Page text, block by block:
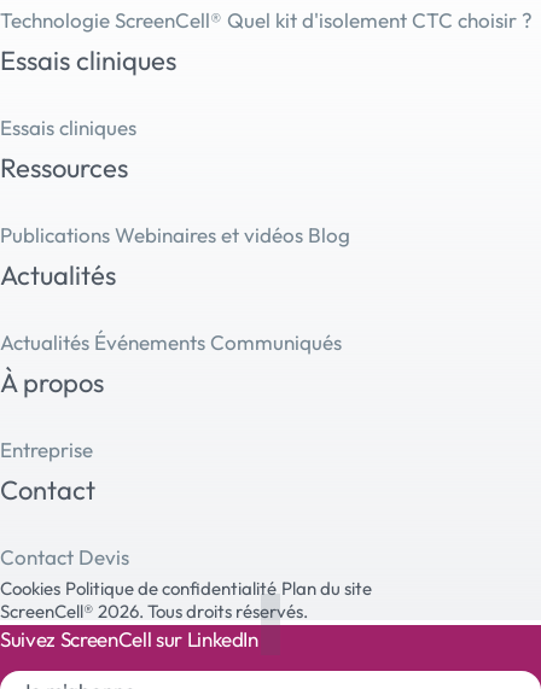
Technologie ScreenCell® Quel kit d'isolement CTC choisir ?
Essais cliniques
Essais cliniques
Ressources
PublicationsWebinaires et vidéos Blog
Actualités
Actualités Événements Communiqués
À propos
Entreprise
Contact
Contact Devis
Cookies Politique de confidentialité Plan du site
ScreenCell® 2026. Tous droits réservés.
Suivez ScreenCell sur LinkedIn